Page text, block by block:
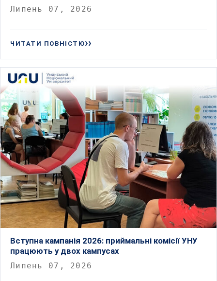
Липень 07, 2026
ЧИТАТИ ПОВНІСТЮ
Вступна кампанія 2026: приймальні комісії УНУ
працюють у двох кампусах
Липень 07, 2026